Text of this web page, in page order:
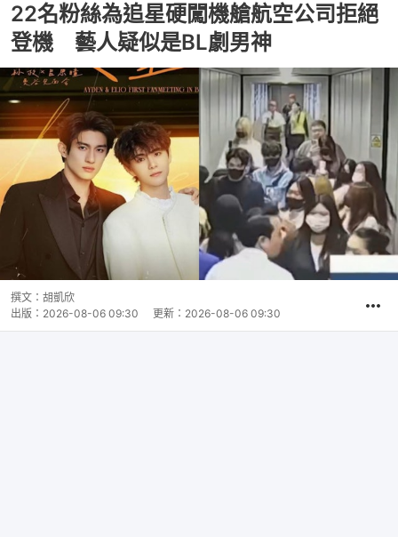
22名粉絲為追星硬闖機艙航空公司拒絕
登機 藝人疑似是BL劇男神
撰文： 胡凱欣
出版： 2026-08-06 09:30 更新： 2026-08-06 09:30